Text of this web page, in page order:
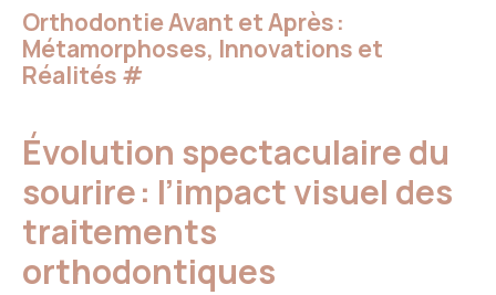
Orthodontie Avant et Après :
Métamorphoses, Innovations et
Réalités #
Évolution spectaculaire du
sourire : l’impact visuel des
traitements
orthodontiques